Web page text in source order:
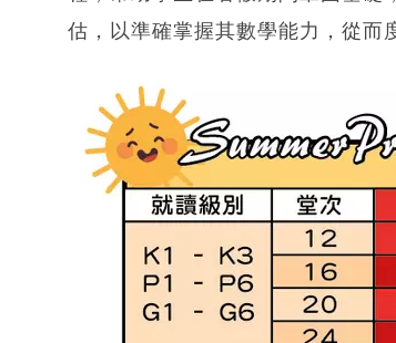
估，以準確掌握其數學能力，從而